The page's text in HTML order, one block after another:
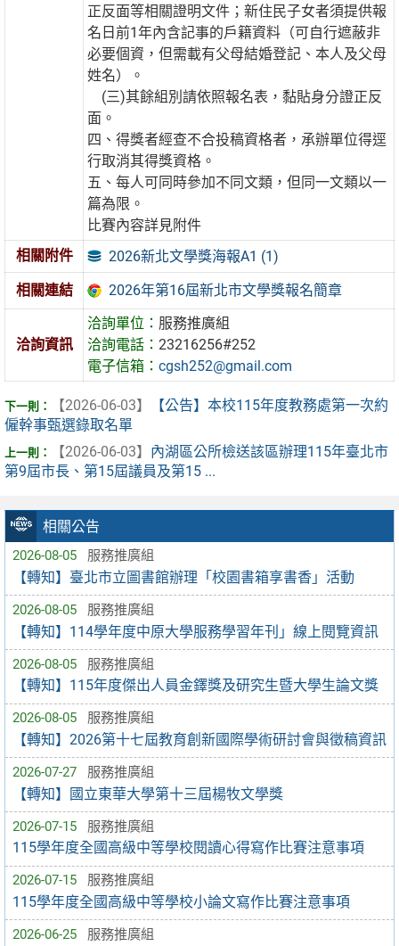
相關公告
2026-08-05 服務推廣組
【轉知】臺北市立圖書館辦理「校園書箱享書香」活動
2026-08-05 服務推廣組
【轉知】114學年度中原大學服務學習年刊」線上閱覽資訊
2026-08-05 服務推廣組
【轉知】115年度傑出人員金鐸獎及研究生暨大學生論文獎
2026-08-05 服務推廣組
【轉知】2026第十七屆教育創新國際學術研討會與徵稿資訊
2026-07-27 服務推廣組
【轉知】國立東華大學第十三屆楊牧文學獎
2026-07-15 服務推廣組
115學年度全國高級中等學校閱讀心得寫作比賽注意事項
2026-07-15 服務推廣組
115學年度全國高級中等學校小論文寫作比賽注意事項
2026-06-25 服務推廣組
正反面等相關證明文件；新住民子女者須提供報
名日前1年內含記事的戶籍資料（可自行遮蔽非
必要個資，但需載有父母結婚登記、本人及父母
姓名）。
(三)其餘組別請依照報名表，黏貼身分證正反
面。
四、得獎者經查不合投稿資格者，承辦單位得逕
行取消其得獎資格。
五、每人可同時參加不同文類，但同一文類以一
篇為限。
比賽內容詳見附件
相關附件
2026新北文學獎海報A1 (1)
相關連結 2026年第16屆新北市文學獎報名簡章
洽詢資訊
洽詢單位： 服務推廣組
洽詢電話：23216256#252
電子信箱：cgsh252@gmail.com
【2026-06-03】
【公告】本校115年度教務處第一次約
僱幹事甄選錄取名單
【2026-06-03】 內湖區公所檢送該區辦理115年臺北市
第9屆市長、第15屆議員及第15 ...